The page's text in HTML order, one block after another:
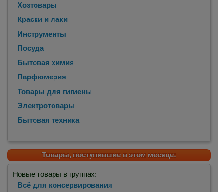
Хозтовары
Краски и лаки
Инструменты
Посуда
Бытовая химия
Парфюмерия
Товары для гигиены
Электротовары
Бытовая техника
Товары, поступившие в этом месяце:
Новые товары в группах:
Всё для консервирования